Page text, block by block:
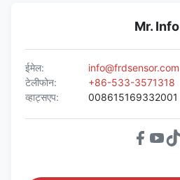
Mr. Info
ईमेल:
info@frdsensor.com
टेलीफोन:
+86-533-3571318
व्हाट्सएप:
008615169332001